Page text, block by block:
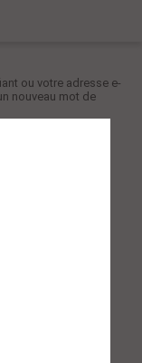
ou votre adresse e-
nouveau mot de